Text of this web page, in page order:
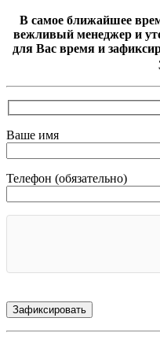
В самое ближайшее
вежливый менеджер и
для Вас время и
Ваше имя
Телефон (обязательно)